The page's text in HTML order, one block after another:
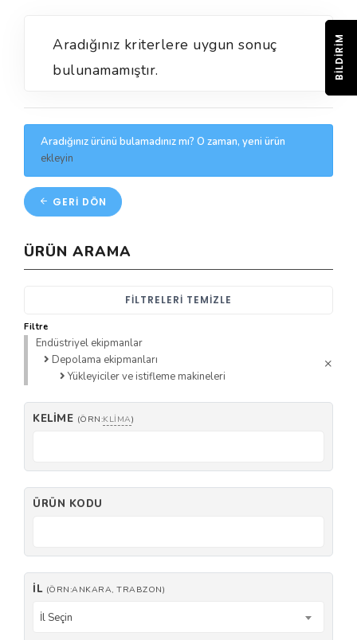
Aradığınız kriterlere uygun sonuç
bulunamamıştır.
Aradığınız ürünü bulamadınız mı? O zaman, yeni ürün
ekleyin
GERI DÖN
ÜRÜN ARAMA
FILTRELERI TEMIZLE
Filtre
Endüstriyel ekipmanlar
Depolama ekipmanları
Yükleyiciler ve istifleme makineleri
KELIME (ÖRN:KLIMA)
ÜRÜN KODU
İL (ÖRN:ANKARA, TRABZON)
İl Seçin
BILDIRIM